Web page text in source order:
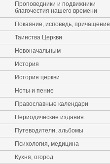
Проповедники и подвижники
благочестия нашего времени
Покаяние, исповедь, причащение
Таинства Церкви
Новоначальным
История
История церкви
Ноты и пение
Православные календари
Периодические издания
Путеводители, альбомы
Психология, медицина
Кухня, огород